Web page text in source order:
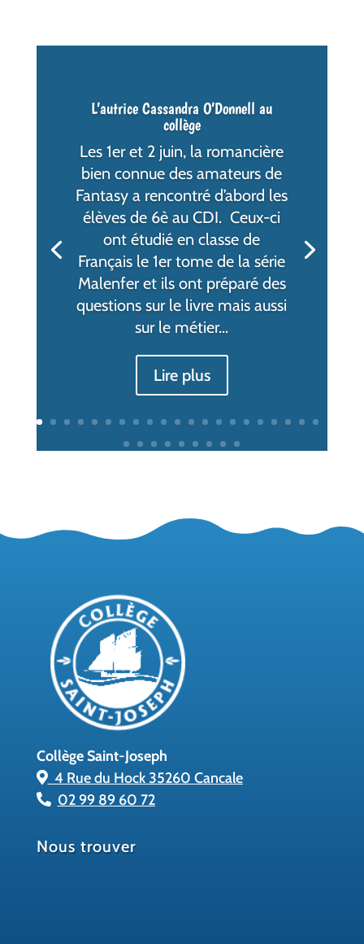
L’autrice Cassandra O’Donnell au
collège
Les 1er et 2 juin, la romancière
bien connue des amateurs de
Fantasy a rencontré d’abord les
élèves de 6è au CDI. Ceux-ci
ont étudié en classe de
Français le 1er tome de la série
Malenfer et ils ont préparé des
questions sur le livre mais aussi
sur le métier...
Lire plus
Collège Saint-Joseph
4 Rue du Hock 35260 Cancale
02 99 89 60 72
Nous trouver